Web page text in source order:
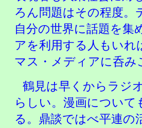
ろん問題はその程度。
自分の世界に話題を
アを利用する人もいれ
マス・メディアに呑み
鶴見は早くからラジ
らしい。漫画につい
る。鼎談ではべ平連の